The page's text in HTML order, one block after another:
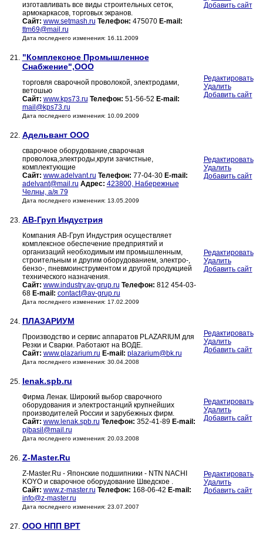
изготавливать все виды строительных сеток,
армокаркасов, торговых экранов.
Сайт: www.setmash.ru Телефон: 475070 E-mail:
ttm69@mail.ru
Дата последнего изменения: 16.11.2009
Добавить сайт
21. "Комплексное Промышленное
Снабжение",ООО
торговля сварочной проволокой, электродами,
ветошью
Сайт: www.kps73.ru Телефон: 51-56-52 E-mail:
mail@kps73.ru
Дата последнего изменения: 10.09.2009
Редактировать
Удалить
Добавить сайт
22. Адельвант ООО
сварочное оборудование,сварочная
проволока,электроды,круги зачистные,
комплектующие
Сайт: www.adelvant.ru Телефон: 77-04-30 E-mail:
adelvant@mail.ru Адрес: 423800, Набережные
Челны, а/я 79
Дата последнего изменения: 13.05.2009
Редактировать
Удалить
Добавить сайт
23. АВ-Груп Индустрия
Компания АВ-Груп Индустрия осуществляет
комплексное обеспечение предприятий и
организаций необходимым им промышленным,
строительным и другим оборудованием, электро-,
бензо-, пневмоинструментом и другой продукцией
технического назначения.
Сайт: www.industry.av-grup.ru Телефон: 812 454-03-
68 E-mail: contact@av-grup.ru
Дата последнего изменения: 17.02.2009
Редактировать
Удалить
Добавить сайт
24. ПЛАЗАРИУМ
Производство и сервис аппаратов PLAZARIUM для
Резки и Сварки. Работают на ВОДЕ.
Сайт: www.plazarium.ru E-mail: plazarium@bk.ru
Дата последнего изменения: 30.04.2008
Редактировать
Удалить
Добавить сайт
25. lenak.spb.ru
Фирма Ленак. Широкий выбор сварочного
оборудования и электростанций крупнейших
производителей России и зарубежных фирм.
Сайт: www.lenak.spb.ru Телефон: 352-41-89 E-mail:
pjbasil@mail.ru
Дата последнего изменения: 20.03.2008
Редактировать
Удалить
Добавить сайт
26. Z-Master.Ru
Z-Master.Ru - Японские подшипники - NTN NACHI
KOYO и сварочное оборудование Шведское .
Сайт: www.z-master.ru Телефон: 168-06-42 E-mail:
info@z-master.ru
Дата последнего изменения: 23.07.2007
Редактировать
Удалить
Добавить сайт
27. ООО НПП ВРТ